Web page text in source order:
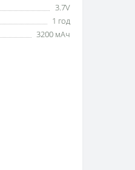
3.7V
1 год
3200 мАч